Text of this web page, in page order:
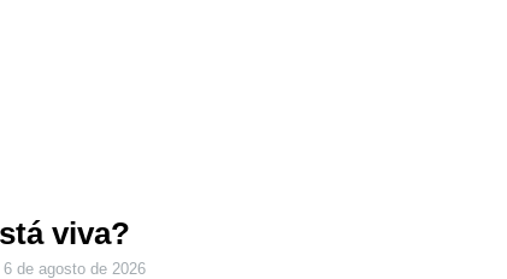
viva?
6 de agosto de 2026